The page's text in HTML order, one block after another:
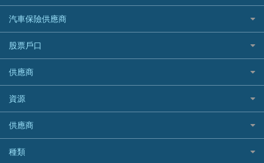
24小時貸款
最佳循環貸款
K Cash 貸款
Mox 銀行
National Resources 中潤物業按揭
OCBC 華僑銀行
PrimeCredit 安信信貸
Promise 邦民日本財務
Rabbit Credit月兔信貸
Standard Chartered 渣打銀行
UA 亞洲聯合財務
銀聯信用卡
高獎賞信用卡推薦
酒店信用卡
恒生銀行
Standard Chartered渣打銀行
東亞銀行
SIM
Airwallex信用卡
酒店優惠碼
機票優惠碼
家傭保險
寵物保險
定期人壽保險
危疾保險
年金資訊
樓宇火險
泰國旅遊保險及資訊
台灣旅遊保險及資訊
韓國旅遊保險及資訊
歐洲旅遊保險及資訊
越南旅遊保險及資訊
澳洲旅遊保險及資訊
長者嘆世界
家庭親子遊
AXA 安盛
AIG 美亞
Allianz 安聯
Allied World 世聯
Avo
中國銀行
Bolttech 保特
Blue Cross 藍十字
中國平安
汽車保險供應商
大新汽車保險
中銀汽車保險
Allianz安聯汽車保險
bolttech保障汽車保險
Zurich蘇黎世汽車保險
QBE昆士蘭汽車保險
平安汽車保險
股票戶口
富途證券
IB盈透證券
老虎證券
uSMART 盈立證券
華盛証券
長橋證券
供應商
富途牛牛好唔好？
Webull微牛證券好唔好？
Longbridge長橋證券好唔好？
老虎證券好唔好？
資源
股票戶口開戶
證券行邊間好？
港股5隻高息ETF精選
供應商
銀行戶口比較
種類